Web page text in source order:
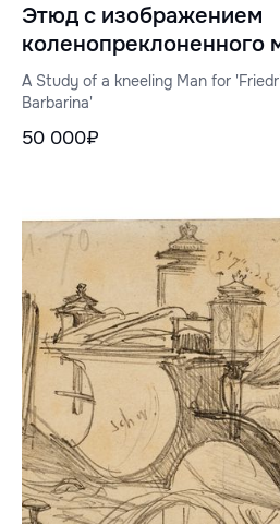
Этюд с изображением
коленопреклоненного
"Фридриха II и
A Study of a kneeling Man for
Barbarina'
50 000₽